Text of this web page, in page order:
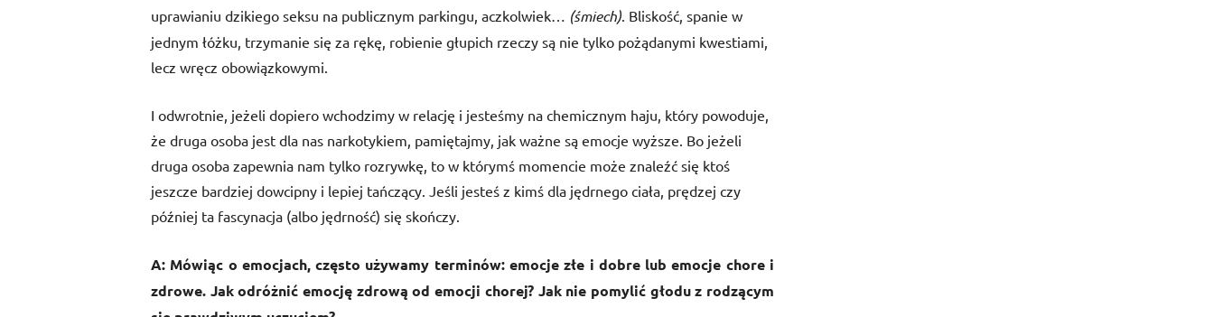
uprawianiu dzikiego seksu na publicznym parkingu, aczkolwiek… (śmiech). Bliskość, spanie w
jednym łóżku, trzymanie się za rękę, robienie głupich rzeczy są nie tylko pożądanymi kwestiami,
lecz wręcz obowiązkowymi.
I odwrotnie, jeżeli dopiero wchodzimy w relację i jesteśmy na chemicznym haju, który powoduje,
że druga osoba jest dla nas narkotykiem, pamiętajmy, jak ważne są emocje wyższe. Bo jeżeli
druga osoba zapewnia nam tylko rozrywkę, to w którymś momencie może znaleźć się ktoś
jeszcze bardziej dowcipny i lepiej tańczący. Jeśli jesteś z kimś dla jędrnego ciała, prędzej czy
później ta fascynacja (albo jędrność) się skończy.
A: Mówiąc o emocjach, często używamy terminów: emocje złe i dobre lub emocje chore i
zdrowe. Jak odróżnić emocję zdrową od emocji chorej? Jak nie pomylić głodu z rodzącym